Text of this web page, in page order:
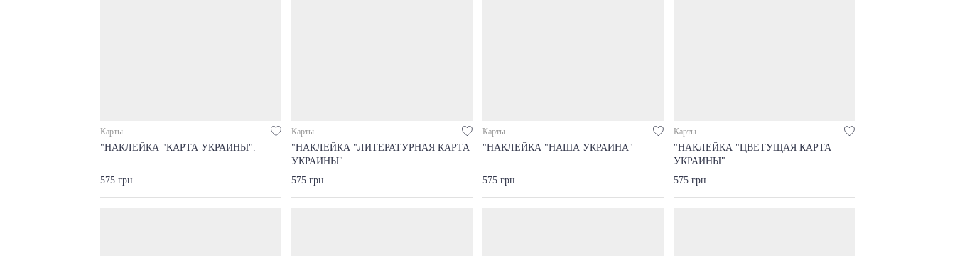
Карты
"НАКЛЕЙКА "КАРТА УКРАИНЫ".
575 грн
Карты
"НАКЛЕЙКА "ЛИТЕРАТУРНАЯ КАРТА
УКРАИНЫ"
575 грн
Карты
"НАКЛЕЙКА "НАША УКРАИНА"
575 грн
Карты
"НАКЛЕЙКА "ЦВЕТУЩАЯ КАРТА
УКРАИНЫ"
575 грн